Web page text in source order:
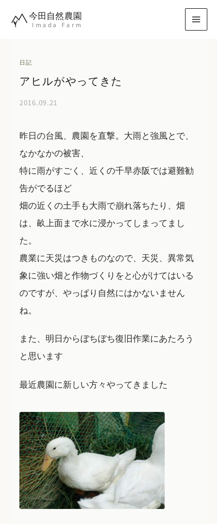
今田自然農園
Imada Farm
日記
アヒルがやってきた
2016.09.21
昨日の台風、農園を直撃。大雨と強風とで、
なかなかの被害、
特に雨がすごく、近くの千早赤阪では避難勧
告がでるほど
畑の近くの土手も大雨で崩れ落ちたり、畑
は、畝上面まで水に浸かってしまってまし
た。
農業に天災はつきものなので、天災、異常気
象に強い畑と作物づくりをと心がけてはいる
のですが、やっぱり自然にはかないません
ね。
また、明日からぼちぼち復旧作業にあたろう
と思います
最近農園に新しい方々やってきました